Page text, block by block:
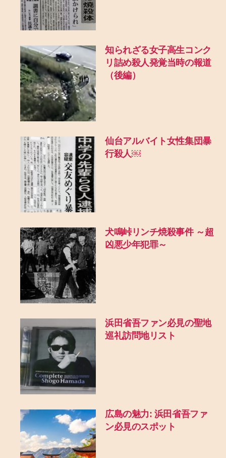
知られざる女子高生コンク
リ詰め殺人発覚当時の報道
（後編）
仙台アルバイト女性集団暴
行殺人￼
犬鳴峠リンチ焼殺事件 ～超
凶悪少年犯罪～
浜田省吾ファン必見の聖地
巡礼訪問地リスト
広島の魅力: 浜田省吾ファ
ン必見のスポット